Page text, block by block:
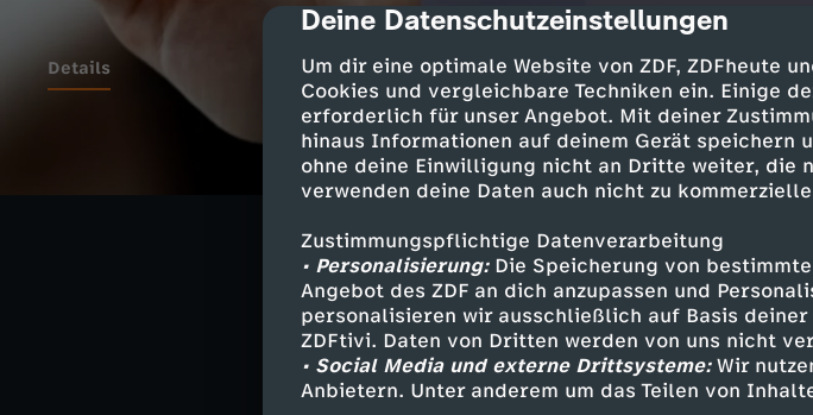
cmp-dialog-description
Deine Datenschutzeinstellungen
Um dir eine optimale Website von ZDF, ZDFheute
Cookies und vergleichbare Techniken ein. Einige
erforderlich für unser Angebot. Mit deiner
hinaus Informationen auf deinem Gerät speichern
ohne deine Einwilligung nicht an Dritte weiter, die
verwenden deine Daten auch nicht zu
Zustimmungspflichtige Datenverarbeitung
• Personalisierung:Die Speicherung von
Angebot des ZDF an dich anzupassen und
personalisieren wir ausschließlich auf Basis deiner
ZDFtivi. Daten von Dritten werden von uns nicht
• Social Media und externe Drittsysteme:Wir
Anbietern. Unter anderem um das Teilen von
Details
Ähnliche Inhalte entdecken
ZDF-Morgenmagazin
moma Extra
Besuchen Sie uns im moma Café